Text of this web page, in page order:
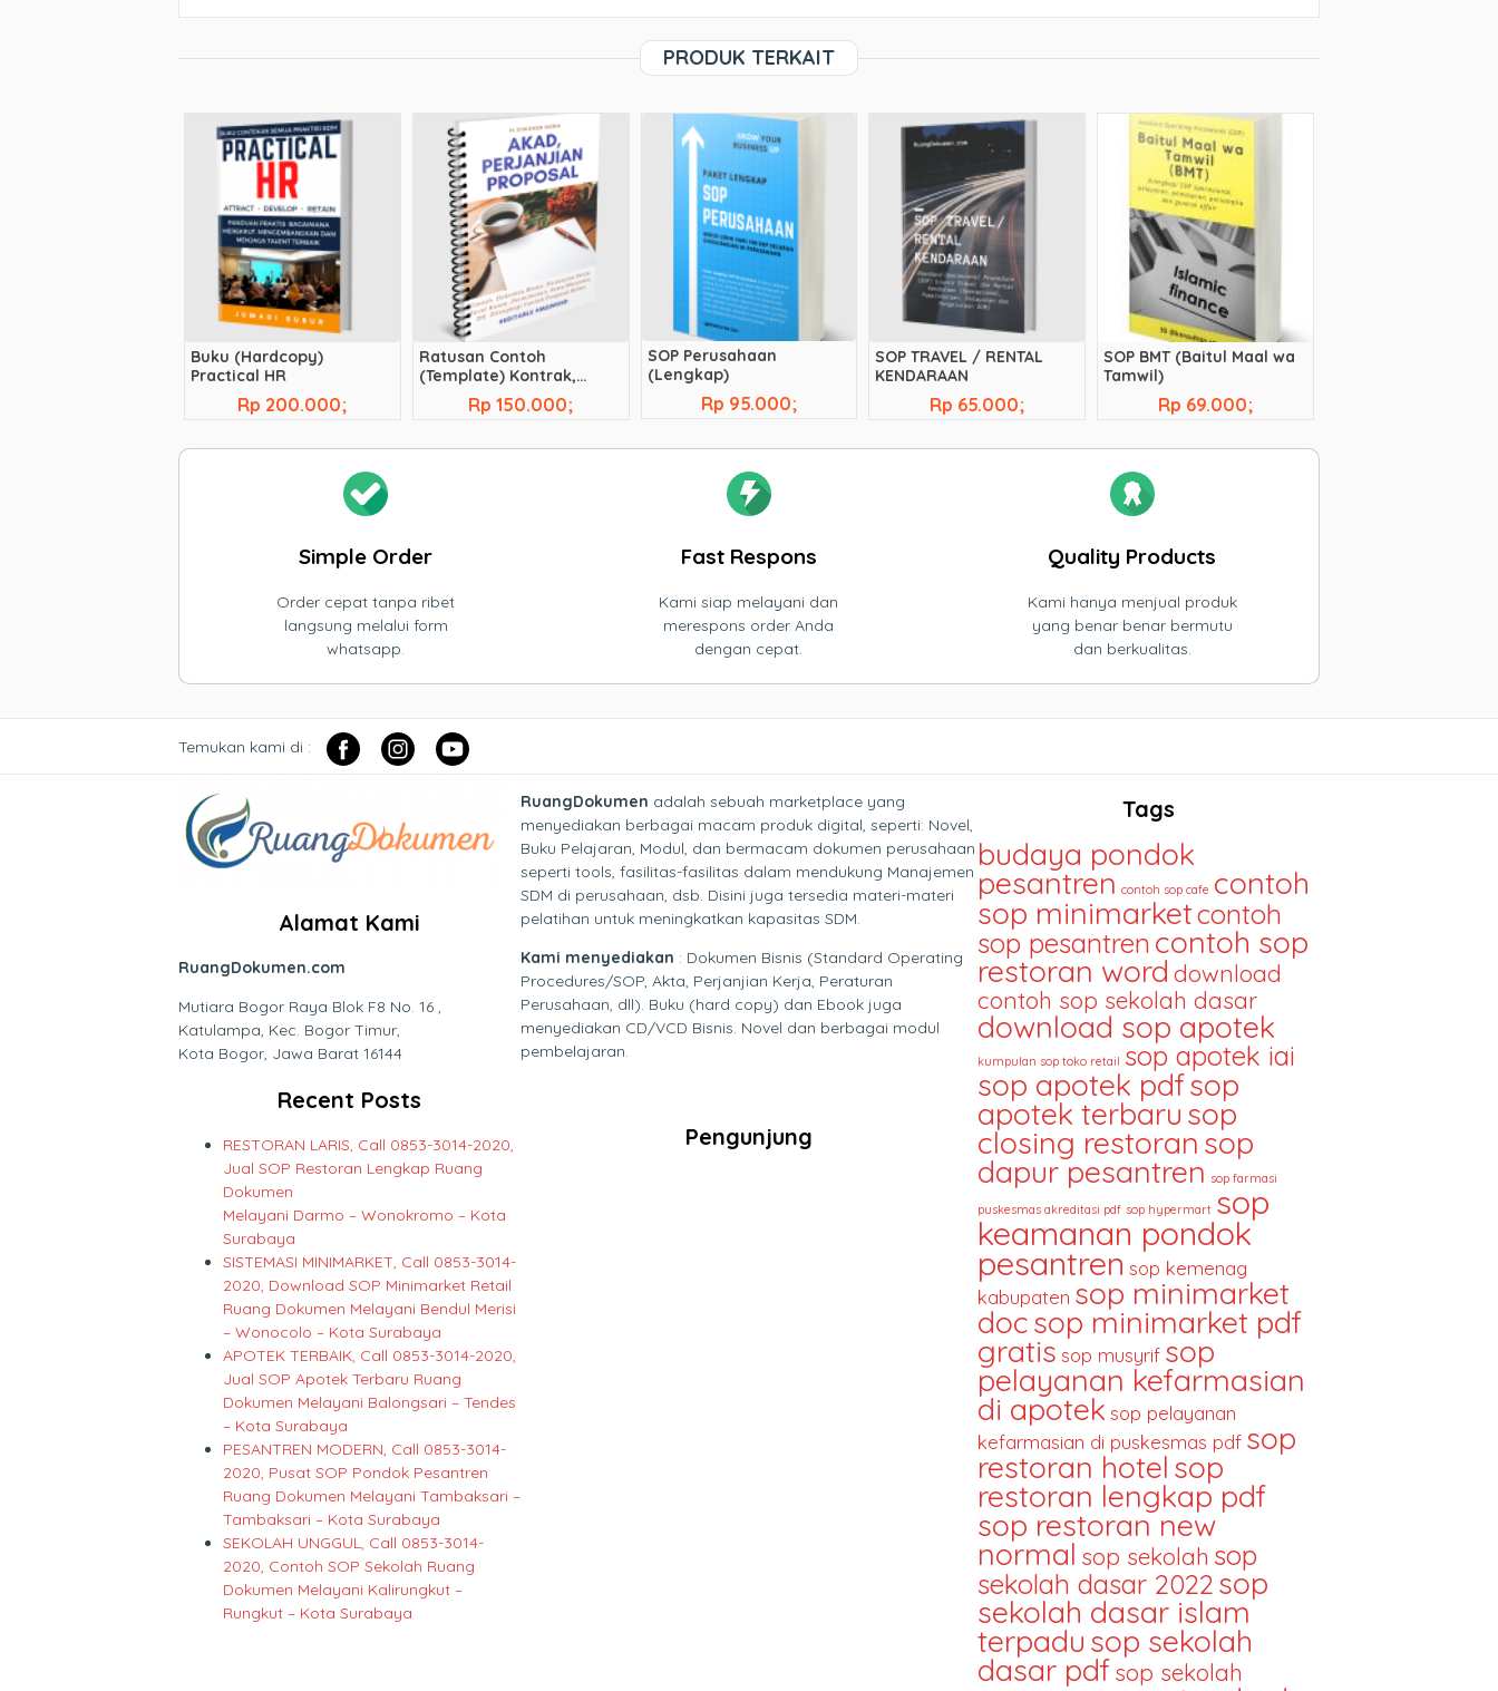
PRODUK TERKAIT
Buku (Hardcopy)
Practical HR
Rp 200.000;
Ratusan Contoh
(Template) Kontrak,
Legal, Akad, Perjanjian
Bisnis, dllRp 150.000;
SOP Perusahaan
(Lengkap)
Rp 95.000;
SOP TRAVEL / RENTAL
KENDARAAN
Rp 65.000;
SOP BMT (Baitul Maal wa
Tamwil)
Rp 69.000;
Simple Order
Order cepat tanpa ribet
langsung melalui form
whatsapp.
Fast Respons
Kami siap melayani dan
merespons order Anda
dengan cepat.
Quality Products
Kami hanya menjual produk
yang benar benar bermutu
dan berkualitas.
Temukan kami di :
Alamat Kami
RuangDokumen.com
Mutiara Bogor Raya Blok F8 No. 16 ,
Katulampa, Kec. Bogor Timur,
Kota Bogor, Jawa Barat 16144
Recent Posts
RESTORAN LARIS, Call 0853-3014-2020,
Jual SOP Restoran Lengkap Ruang
Dokumen
Melayani Darmo – Wonokromo – Kota
Surabaya
SISTEMASI MINIMARKET, Call 0853-3014-
2020, Download SOP Minimarket Retail
Ruang Dokumen Melayani Bendul Merisi
– Wonocolo – Kota Surabaya
APOTEK TERBAIK, Call 0853-3014-2020,
Jual SOP Apotek Terbaru Ruang
Dokumen Melayani Balongsari – Tendes
– Kota Surabaya
PESANTREN MODERN, Call 0853-3014-
2020, Pusat SOP Pondok Pesantren
Ruang Dokumen Melayani Tambaksari –
Tambaksari – Kota Surabaya
SEKOLAH UNGGUL, Call 0853-3014-
2020, Contoh SOP Sekolah Ruang
Dokumen Melayani Kalirungkut –
Rungkut – Kota Surabaya
RuangDokumen adalah sebuah marketplace yang
menyediakan berbagai macam produk digital, seperti: Novel,
Buku Pelajaran, Modul, dan bermacam dokumen perusahaan
seperti tools, fasilitas-fasilitas dalam mendukung Manajemen
SDM di perusahaan, dsb. Disini juga tersedia materi-materi
pelatihan untuk meningkatkan kapasitas SDM.
Kami menyediakan : Dokumen Bisnis (Standard Operating
Procedures/SOP, Akta, Perjanjian Kerja, Peraturan
Perusahaan, dll). Buku (hard copy) dan Ebook juga
menyediakan CD/VCD Bisnis. Novel dan berbagai modul
pembelajaran.
Pengunjung
Tags
budaya pondok
pesantren contoh sop cafe contoh
sop minimarketcontoh
sop pesantren contoh sop
restoran word download
contoh sop sekolah dasar
download sop apotek
kumpulan sop toko retail sop apotek iai
sop apotek pdfsop
apotek terbaru sop
closing restoran sop
dapur pesantren sop farmasi
puskesmas akreditasi pdf sop hypermart sop
keamanan pondok
pesantren sop kemenag
kabupaten sop minimarket
docsop minimarket pdf
gratis sop musyrif sop
pelayanan kefarmasian
di apotek sop pelayanan
kefarmasian di puskesmas pdf sop
restoran hotel sop
restoran lengkap pdf
sop restoran new
normal sop sekolah sop
sekolah dasar 2022 sop
sekolah dasar islam
terpadu sop sekolah
dasar pdf sop sekolah